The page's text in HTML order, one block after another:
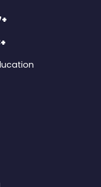
+249920907507
+249916010543